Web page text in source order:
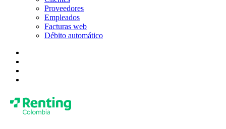
Proveedores
Empleados
Facturas web
Débito automático